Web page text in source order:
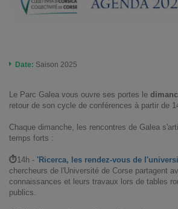
Date: Saison 2025
Le Parc Galea vous ouvre ses portes le
retour de son cycle de conférences à partir de
Chaque dimanche, les rencontres de Galea
temps forts :
⏱14h - 'Ricerca, les rendez-vous de
chercheurs de l'Université de Corse partagent
connaissances et leurs travaux lors de tables
publics.